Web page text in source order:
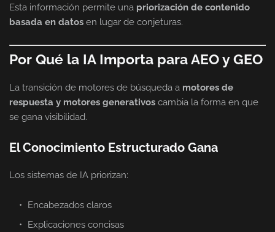
Esta información permite una priorización de contenido
basada en datos en lugar de conjeturas.
Por Qué la IA Importa para AEO y GEO
La transición de motores de búsqueda a motores de
respuesta y motores generativos cambia la forma en que
se gana visibilidad.
El Conocimiento Estructurado Gana
Los sistemas de IA priorizan:
Encabezados claros
Explicaciones concisas